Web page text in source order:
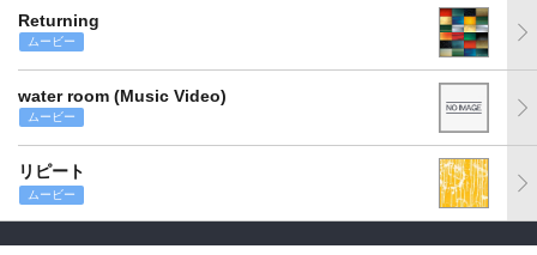
Returning
ムービー
water room (Music Video)
ムービー
リピート
ムービー